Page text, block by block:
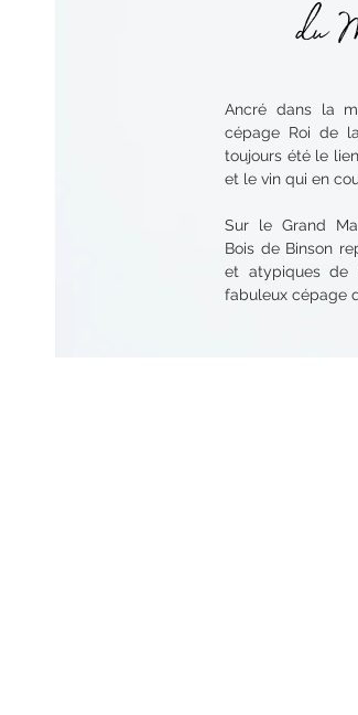
du
Ancré dans la
cépage Roi de
toujours été le
et le vin qui en
Sur le Grand
Bois de Binson
et atypiques de
fabuleux cépage